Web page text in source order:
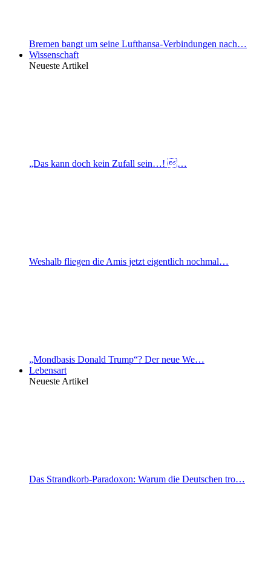
Bremen bangt um seine Lufthansa-Verbindungen nach…
Wissenschaft
Neueste Artikel
„Das kann doch kein Zufall sein…! …
Weshalb fliegen die Amis jetzt eigentlich nochmal…
„Mondbasis Donald Trump“? Der neue We…
Lebensart
Neueste Artikel
Das Strandkorb-Paradoxon: Warum die Deutschen tro…